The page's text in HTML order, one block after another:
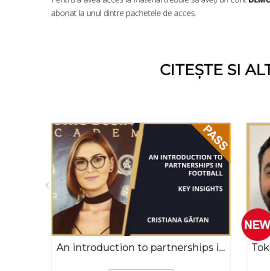
abonat la unul dintre pachetele de acces.
CITEȘTE SI
An introduction to partnerships in football | Key insights - Cristiana Găitan(2021)